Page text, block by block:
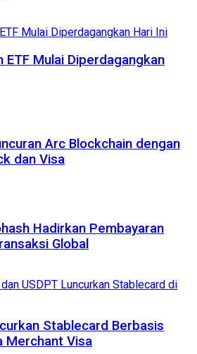
ETF Mulai Diperdagangkan
Arc Blockchain dengan
dan Visa
Hadirkan Pembayaran
Global
Stablecard Berbasis
Merchant Visa